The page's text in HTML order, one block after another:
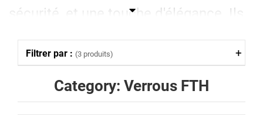
sécurité, et une touche d'élégance. Ils
s'inscrivent dans une tradition
artisanale de qualité, garantissant une
protection fiable pour vos portes. La
marque FTH, qui bénéficie d'un
Category: Verrous FTH
Filtrer par : (3 produits)